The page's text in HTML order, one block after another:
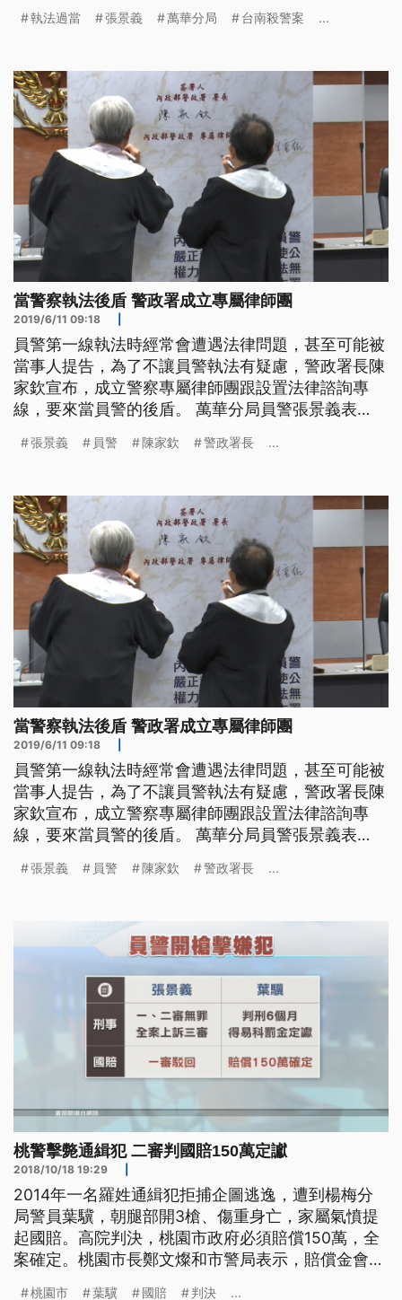
在立院協商，會加速推動修法，希望下會期能通過。
執法過當 張景義 萬華分局 台南殺警案 ...
當警察執法後盾 警政署成立專屬律師團
2019/6/11 09:18
員警第一線執法時經常會遭遇法律問題，甚至可能被
當事人提告，為了不讓員警執法有疑慮，警政署長陳
家欽宣布，成立警察專屬律師團跟設置法律諮詢專
線，要來當員警的後盾。 萬華分局員警張景義表
的話，確實是本身沒有朝嫌犯開槍，是子彈折射的部
高院法官認同肯定的。」 萬華員警張景義2013年西
門町執勤時，開槍擊斃拒捕的飛車
張景義 員警 陳家欽 警政署長 ...
當警察執法後盾 警政署成立專屬律師團
2019/6/11 09:18
員警第一線執法時經常會遭遇法律問題，甚至可能被
當事人提告，為了不讓員警執法有疑慮，警政署長陳
家欽宣布，成立警察專屬律師團跟設置法律諮詢專
線，要來當員警的後盾。 萬華分局員警張景義表
的話，確實是本身沒有朝嫌犯開槍，是子彈折射的部
高院法官認同肯定的。」 萬華員警張景義2013年西
門町執勤時，開槍擊斃拒捕的飛車
張景義 員警 陳家欽 警政署長 ...
桃警擊斃通緝犯 二審判國賠150萬定讞
2018/10/18 19:29
2014年一名羅姓通緝犯拒捕企圖逃逸，遭到楊梅分
局警員葉驥，朝腿部開3槍、傷重身亡，家屬氣憤提
起國賠。高院判決，桃園市政府必須賠償150萬，全
案確定。桃園市長鄭文燦和市警局表示，賠償金會由
桃園市 葉驥 國賠 判決 ...